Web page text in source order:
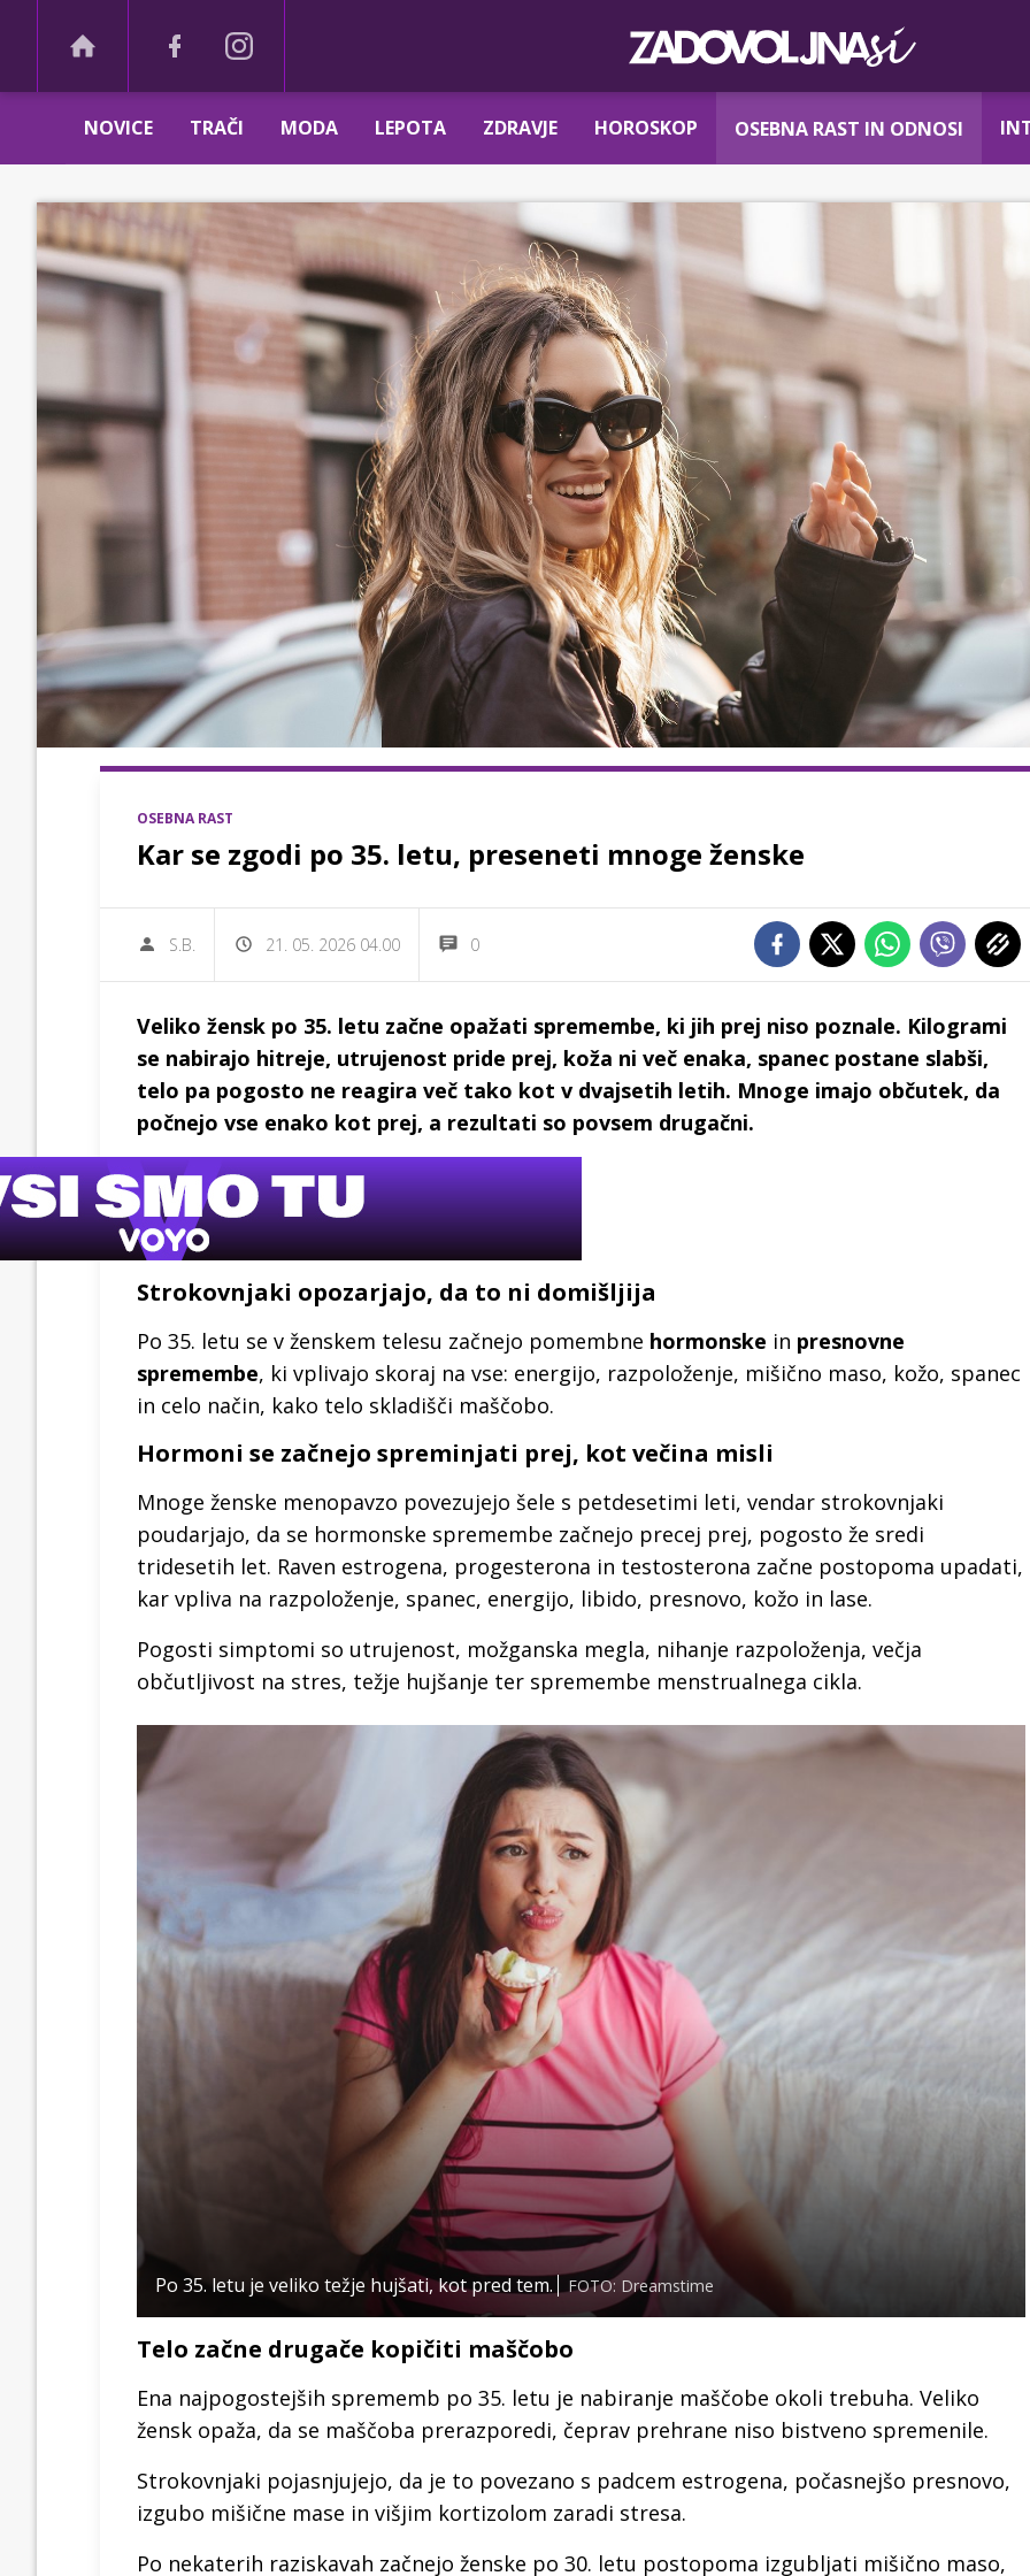
NOVICE TRAČI MODA LEPOTA ZDRAVJE HOROSKOP OSEBNA RAST IN ODNOSI
OSEBNA RAST
Kar se zgodi po 35. letu, preseneti mnoge ženske
S.B. 21. 05. 2026 04.00 0
Veliko žensk po 35. letu začne opažati spremembe, ki jih prej niso poznale. Kilogrami
se nabirajo hitreje, utrujenost pride prej, koža ni več enaka, spanec postane slabši,
telo pa pogosto ne reagira več tako kot v dvajsetih letih. Mnoge imajo občutek, da
počnejo vse enako kot prej, a rezultati so povsem drugačni.
Strokovnjaki opozarjajo, da to ni domišljija
Po 35. letu se v ženskem telesu začnejo pomembne hormonske in presnovne
spremembe, ki vplivajo skoraj na vse: energijo, razpoloženje, mišično maso, kožo, spanec
in celo način, kako telo skladišči maščobo.
Hormoni se začnejo spreminjati prej, kot večina misli
Mnoge ženske menopavzo povezujejo šele s petdesetimi leti, vendar strokovnjaki
poudarjajo, da se hormonske spremembe začnejo precej prej, pogosto že sredi
tridesetih let. Raven estrogena, progesterona in testosterona začne postopoma upadati,
kar vpliva na razpoloženje, spanec, energijo, libido, presnovo, kožo in lase.
Pogosti simptomi so utrujenost, možganska megla, nihanje razpoloženja, večja
občutljivost na stres, težje hujšanje ter spremembe menstrualnega cikla.
Po 35. letu je veliko težje hujšati, kot pred tem. FOTO: Dreamstime
Telo začne drugače kopičiti maščobo
Ena najpogostejših sprememb po 35. letu je nabiranje maščobe okoli trebuha. Veliko
žensk opaža, da se maščoba prerazporedi, čeprav prehrane niso bistveno spremenile.
Strokovnjaki pojasnjujejo, da je to povezano s padcem estrogena, počasnejšo presnovo,
izgubo mišične mase in višjim kortizolom zaradi stresa.
Po nekaterih raziskavah začnejo ženske po 30. letu postopoma izgubljati mišično maso,